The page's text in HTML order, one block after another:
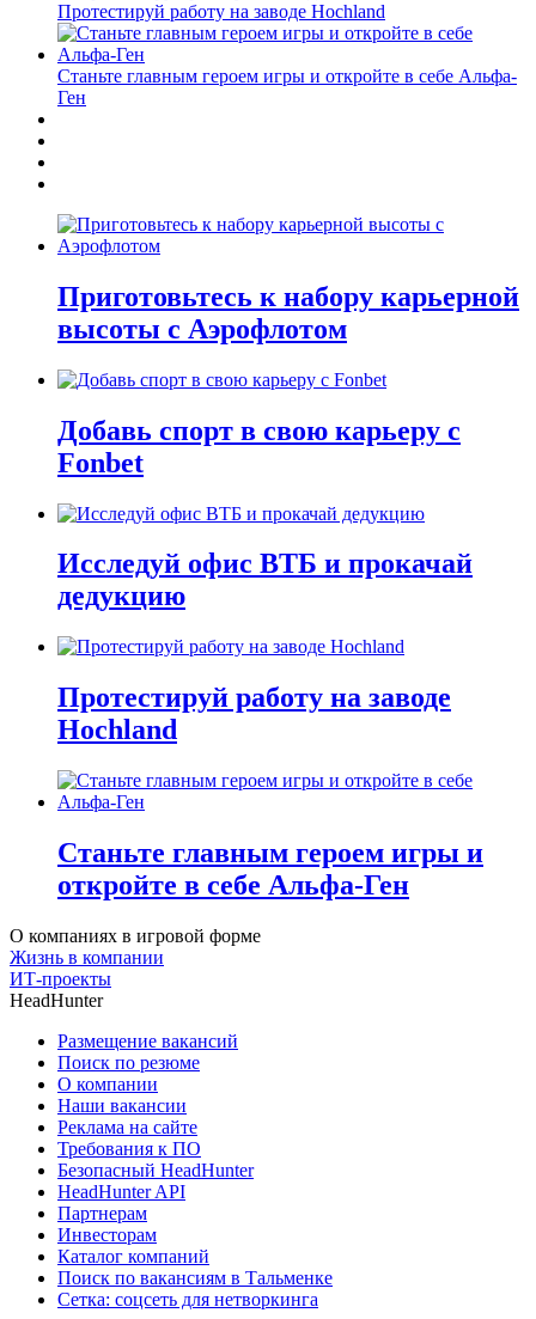
Протестируй работу на заводе Hochland
Станьте главным героем игры и откройте в себе Альфа-
Ген
Приготовьтесь к набору карьерной
высоты с Аэрофлотом
Добавь спорт в свою карьеру с
Fonbet
Исследуй офис ВТБ и прокачай
дедукцию
Протестируй работу на заводе
Hochland
Станьте главным героем игры и
откройте в себе Альфа-Ген
О компаниях в игровой форме
Жизнь в компании
ИТ-проекты
HeadHunter
Размещение вакансий
Поиск по резюме
О компании
Наши вакансии
Реклама на сайте
Требования к ПО
Безопасный HeadHunter
HeadHunter API
Партнерам
Инвесторам
Каталог компаний
Поиск по вакансиям в Тальменке
Сетка: соцсеть для нетворкинга